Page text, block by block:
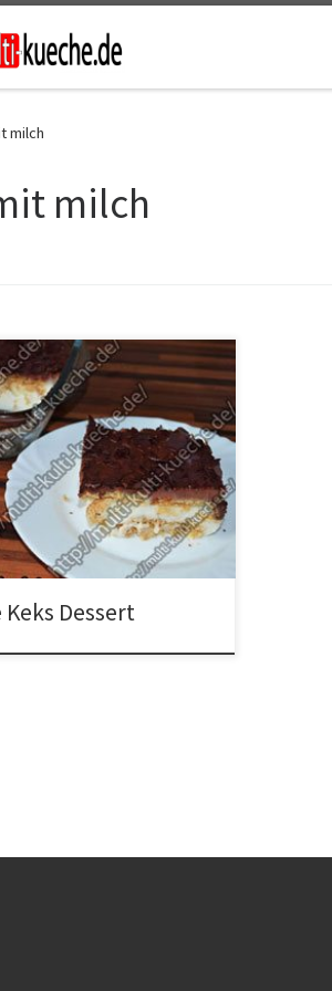
milch
milch
Keks Dessert Für die
EL Speisestärke3 EL Mehl1
Für den
Türkischen Laden) Für die
Glasur3 Blatt
Alle Zutaten für die
geben und unter ständigem
lassen […]
Dessert